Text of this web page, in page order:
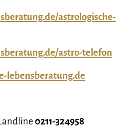
astrologische-
astro-telefon
lebensberatung.de
0211-324958